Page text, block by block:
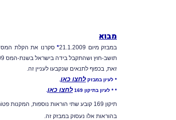
מבוא
במבזק מיום 21.1.2009 * סקרנו את הקלת המס
תושב-חוץ ושהתקבל בידה בישראל בשנת-המס 2009, תחויב במס בשיעור 5% במקום 25%.
זאת, בכפוף לתנאים שנקבעו לעניין זה.
* לעיון במבזקלחצו כאן
* * לעיון בתיקון 169
לחצו כאן
תיקון 169 קובע שתי הוראות נוספות, המקנות פטוֹר ממס לתושבי-חוץ על הכנסות פיננסיות שוטפות המשתלמות על איגרות-חוב קונצרניות נסחרות ועל רווח הון ממכירת נייר-ערך בלתי-נסחר.
בהוראות אלו נעסוק במבזק זה.